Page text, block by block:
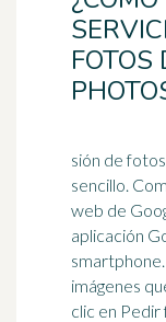
FOTOS
sión de
sencillo.
web de
aplicación
smartphone. A continuación, seleccione las
imágenes
clic en Pedir